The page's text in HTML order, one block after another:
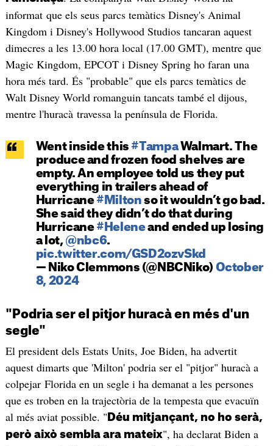
informat que els seus parcs temàtics Disney's Animal
Kingdom i Disney's Hollywood Studios tancaran aquest
dimecres a les 13.00 hora local (17.00 GMT), mentre que
Magic Kingdom, EPCOT i Disney Spring ho faran una
hora més tard. És "probable" que els parcs temàtics de
Walt Disney World romanguin tancats també el dijous,
mentre l'huracà travessa la península de Florida.
Went inside this #TampaWalmart. The
produce and frozen food shelves are
empty. An employee told us they put
everything in trailers ahead of
Hurricane #Milton so it wouldn’t go bad.
She said they didn’t do that during
Hurricane #Heleneand ended up losing
a lot, @nbc6.
pic.twitter.com/GSD2ozvSkd
— Niko Clemmons (@NBCNiko) October
8, 2024
"Podria ser el pitjor huracà en més d'un
segle"
El president dels Estats Units, Joe Biden, ha advertit
aquest dimarts que 'Milton' podria ser el "pitjor" huracà a
colpejar Florida en un segle i ha demanat a les persones
que es troben en la trajectòria de la tempesta que evacuïn
al més aviat possible. " Déu mitjançant, no ho serà,
però això sembla ara mateix", ha declarat Biden a